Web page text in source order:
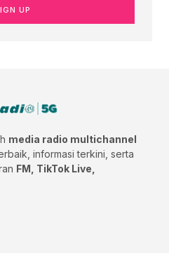
UP
media radio multichannel
informasi terkini, serta
FM, TikTok Live,